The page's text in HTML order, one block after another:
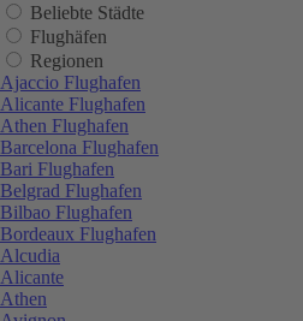
Beliebte Städte
Flughäfen
Regionen
Ajaccio Flughafen
Alicante Flughafen
Athen Flughafen
Barcelona Flughafen
Bari Flughafen
Belgrad Flughafen
Bilbao Flughafen
Bordeaux Flughafen
Alcudia
Alicante
Athen